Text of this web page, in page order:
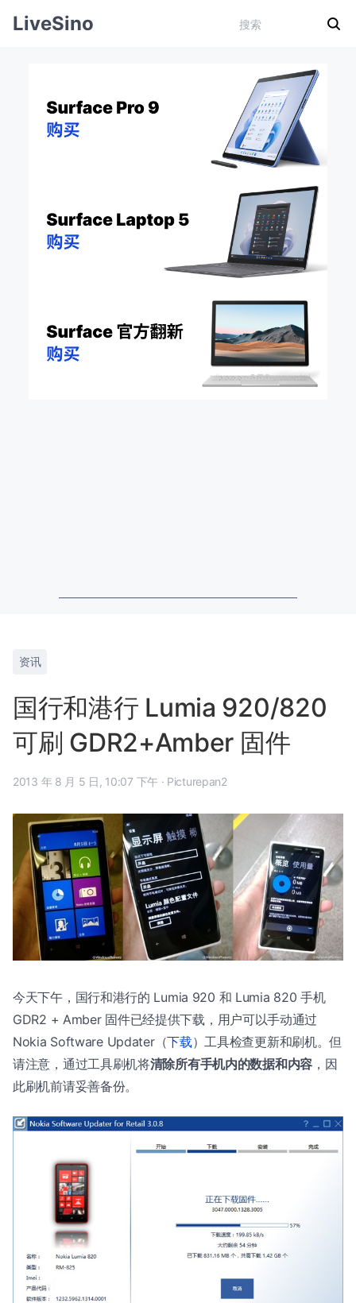
LiveSino
资讯
国行和港行 Lumia 920/820
可刷 GDR2+Amber 固件
2013 年 8 月 5 日, 10:07 下午 · Picturepan2
今天下午，国行和港行的 Lumia 920 和 Lumia 820 手机
GDR2 + Amber 固件已经提供下载，用户可以手动通过
Nokia Software Updater（下载）工具检查更新和刷机。但
请注意，通过工具刷机将清除所有手机内的数据和内容，因
此刷机前请妥善备份。